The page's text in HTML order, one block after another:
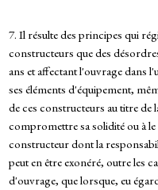
7. Il résulte des principes qui
constructeurs que des
ans et affectant l'ouvrage dans
ses éléments d'équipement,
de ces constructeurs au titre de
compromettre sa solidité ou à
constructeur dont la
peut en être exonéré, outre les
d'ouvrage, que lorsque, eu